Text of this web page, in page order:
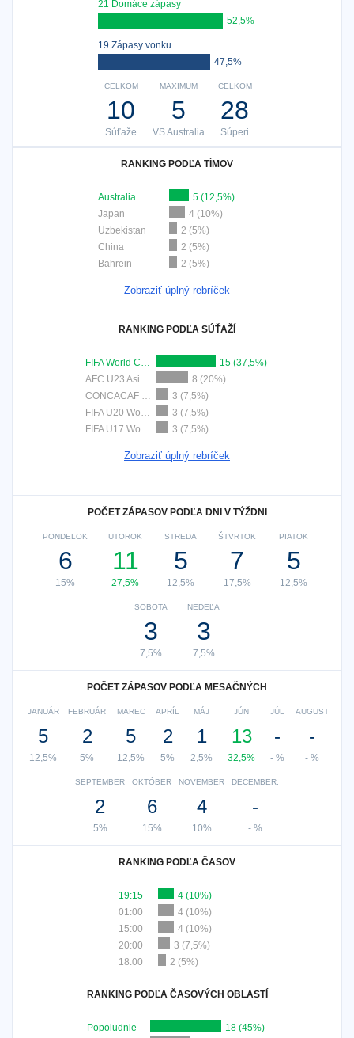
21 Domáce zápasy
52,5%
19 Zápasy vonku
47,5%
CELKOM
28
Súperi
MAXIMUM
5
VS Australia
CELKOM
10
Súťaže
RANKING PODĽA TÍMOV
Australia
5 (12,5%)
Japan
4 (10%)
Uzbekistan
2 (5%)
China
2 (5%)
Bahrein
2 (5%)
Zobraziť úplný rebríček
RANKING PODĽA SÚŤAŽÍ
FIFA World Cup 2026
15 (37,5%)
AFC U23 Asian Cup
8 (20%)
CONCACAF Gold Cup
3 (7,5%)
FIFA U20 World Cup
3 (7,5%)
FIFA U17 World Cup
3 (7,5%)
Zobraziť úplný rebríček
POČET ZÁPASOV PODĽA DNI V TÝŽDNI
PONDELOK
6
15%
UTOROK
11
27,5%
STREDA
5
12,5%
ŠTVRTOK
7
17,5%
PIATOK
5
12,5%
SOBOTA
3
7,5%
NEDEĽA
3
7,5%
POČET ZÁPASOV PODĽA MESAČNÝCH
JANUÁR
5
12,5%
FEBRUÁR
2
5%
MAREC
5
12,5%
APRÍL
2
5%
MÁJ
1
2,5%
JÚN
13
32,5%
JÚL
-
- %
AUGUST
-
- %
SEPTEMBER
2
5%
OKTÓBER
6
15%
NOVEMBER
4
10%
DECEMBER.
-
- %
RANKING PODĽA ČASOV
19:15
4 (10%)
01:00
4 (10%)
15:00
4 (10%)
20:00
3 (7,5%)
18:00
2 (5%)
RANKING PODĽA ČASOVÝCH OBLASTÍ
Popoludnie
18 (45%)